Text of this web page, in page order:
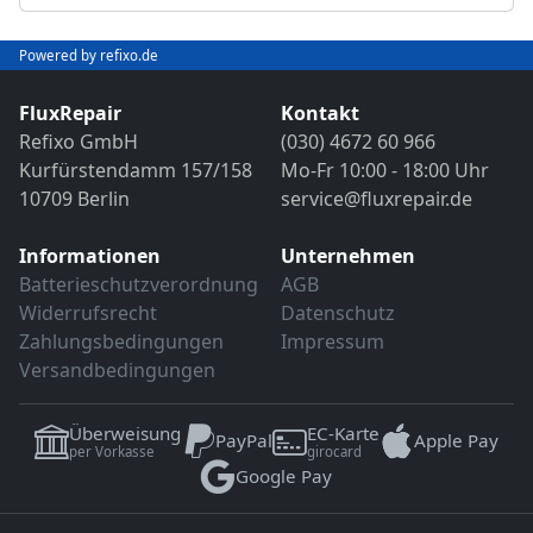
Sollten weitere Defekte festgestellt werden,
erfolgt eine Reparatur ausschließlich nach
vorheriger Rücksprache.
Bild- und Funktionstest
VDE-Sicherheitsprüfung
Sollten weitere Defekte festgestellt werden,
erfolgt eine Reparatur ausschließlich nach
vorheriger Rücksprache.
Powered by refixo.de
FluxRepair
Refixo GmbH
Kurfürstendamm 157/158
10709 Berlin
Kontakt
(030) 4672 60 966
Mo-Fr 10:00 - 18:00 Uhr
service@fluxrepair.de
Informationen
Batterieschutzverordnung
Widerrufsrecht
Zahlungsbedingungen
Versandbedingungen
Unternehmen
AGB
Datenschutz
Impressum
Überweisung
per Vorkasse PayPal EC-Karte
girocard
Apple Pay
Google Pay